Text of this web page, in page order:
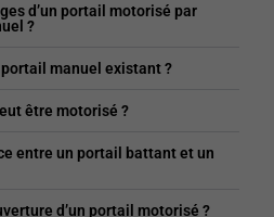
d’un portail motorisé par
?
manuel existant ?
être motorisé ?
entre un portail battant et un
d’un portail motorisé ?